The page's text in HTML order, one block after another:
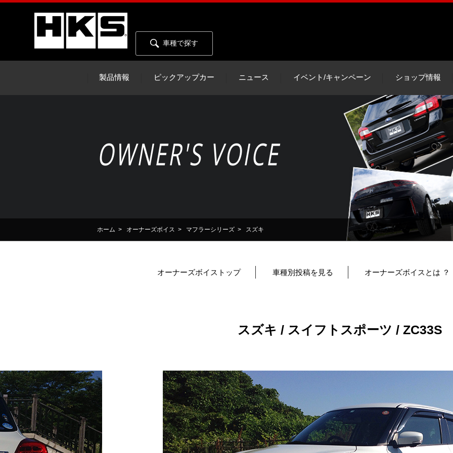
車種で探す
製品情報 ピックアップカー ニュース イベント/キャンペーン ショップ情報
OWNER'S VOICE
ホーム > オーナーズボイス > マフラーシリーズ > スズキ
オーナーズボイストップ 車種別投稿を見る オーナーズボイスとは ？
スズキ / スイフトスポーツ / ZC33S